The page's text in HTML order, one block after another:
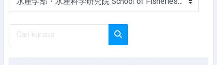
Kategori-kategori Kursus
Cari kursus